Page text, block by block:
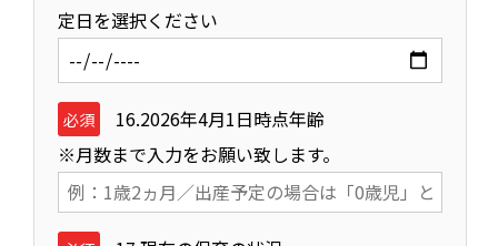
定日を選択ください
必須
16.2026年4月1日時点年齢
※月数まで入力をお願い致します。